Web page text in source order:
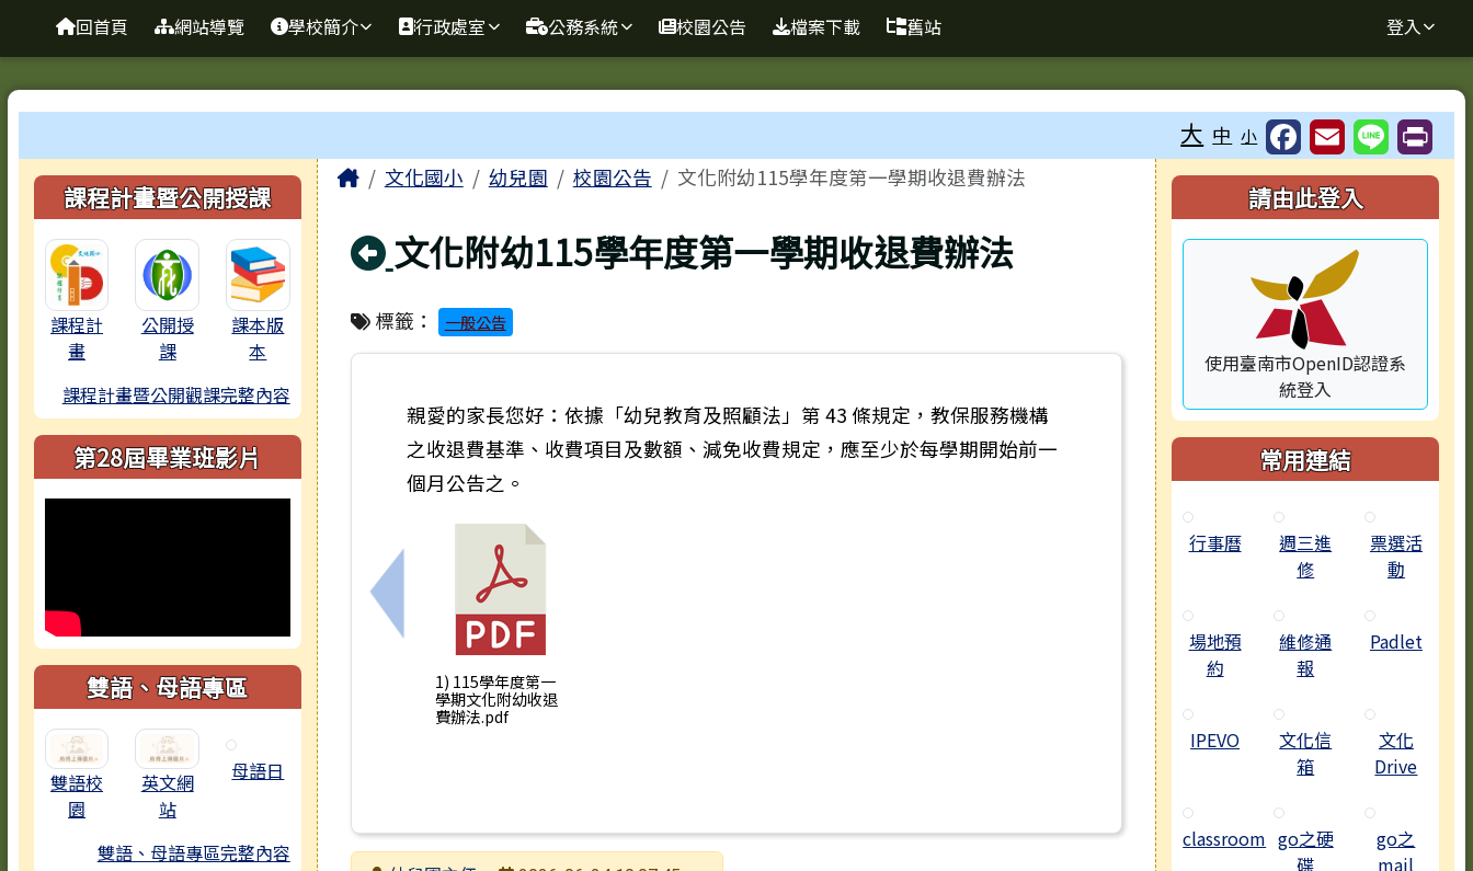
跳至主內容區
臺南市歸仁區文化國小全球資訊站
導覽列
回首頁 網站導覽 學校簡介 行政處室 公務系統 校園公告 檔案下載 舊站 登入
⏸
大 中 小
左邊區域內容
課程計畫暨公開授課
課程計
畫
公開授
課
課本版
本
課程計畫暨公開觀課完整內容
第28屆畢業班影片
雙語、母語專區
雙語校
園
英文網
站
母語日
雙語、母語專區完整內容
主內容區域
Home文化國小 幼兒園 校園公告 文化附幼115學年度第一學期收退費辦法
回上頁
文化附幼115學年度第一學期收退費辦法
標籤： 一般公告
上一筆：臺南市歸仁區文化國小附設幼兒園 115 學年度一般長期代理教師甄選錄取名單
親愛的家長您好：依據「幼兒教育及照顧法」第 43 條規定，教保服務機構
之收退費基準、收費項目及數額、減免收費規定，應至少於每學期開始前一
個月公告之。
1) 115學年度第一
學期文化附幼收退
費辦法.pdf
右邊區域內容
請由此登入
使用臺南市OpenID認證系
統登入
常用連結
行事曆
週三進
修
票選活
動
場地預
約
維修通
報
Padlet
IPEVO
文化信
箱
文化
Drive
classroom go之硬
碟
go之
mail
頁尾區域